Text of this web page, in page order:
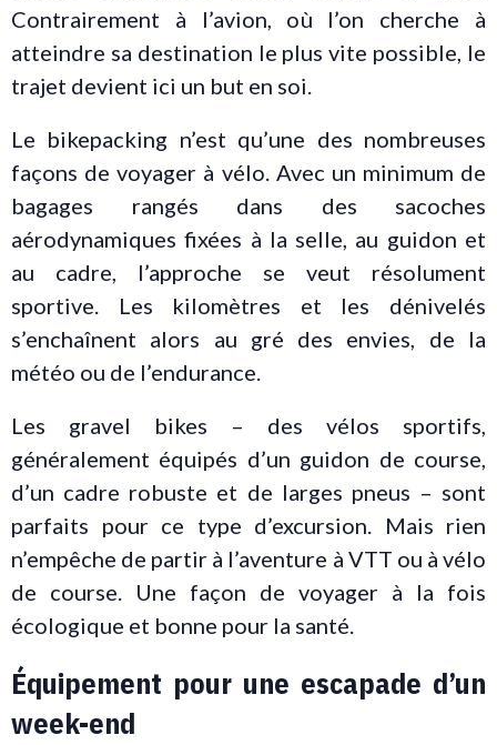
Contrairement à l’avion, où l’on cherche à
atteindre sa destination le plus vite possible, le
trajet devient ici un but en soi.
Le bikepacking n’est qu’une des nombreuses
façons de voyager à vélo. Avec un minimum de
bagages rangés dans des sacoches
aérodynamiques fixées à la selle, au guidon et
au cadre, l’approche se veut résolument
sportive. Les kilomètres et les dénivelés
s’enchaînent alors au gré des envies, de la
météo ou de l’endurance.
Les gravel bikes – des vélos sportifs,
généralement équipés d’un guidon de course,
d’un cadre robuste et de larges pneus – sont
parfaits pour ce type d’excursion. Mais rien
n’empêche de partir à l’aventure à VTT ou à vélo
de course. Une façon de voyager à la fois
écologique et bonne pour la santé.
Équipement pour une escapade d’un
week-end